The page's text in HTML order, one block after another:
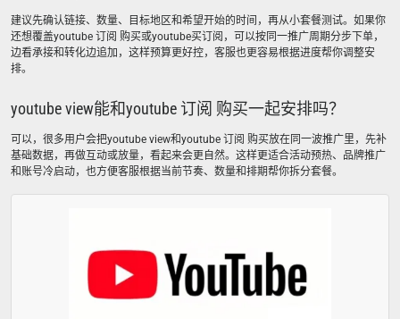
建议先确认链接、数量、目标地区和希望开始的时间，再从小套餐测试。如果你
还想覆盖youtube 订阅 购买或youtube买订阅，可以按同一推广周期分步下单，
边看承接和转化边追加，这样预算更好控，客服也更容易根据进度帮你调整安
排。
youtube view能和youtube 订阅 购买一起安排吗？
可以，很多用户会把youtube view和youtube 订阅 购买放在同一波推广里，先补
基础数据，再做互动或放量，看起来会更自然。这样更适合活动预热、品牌推广
和账号冷启动，也方便客服根据当前节奏、数量和排期帮你拆分套餐。